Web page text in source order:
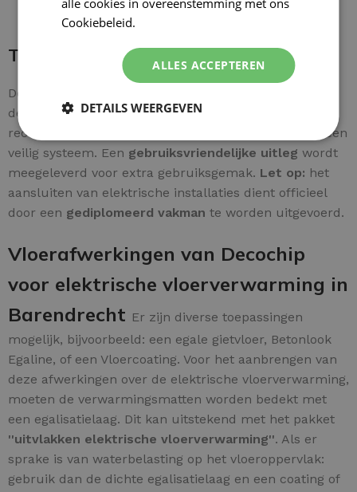
Thermostaat bedraden
De bedrading is rechtstreeks aan te sluiten achter op
de thermostaat. De aardkabel van de mat
rechtstreeks verbonden met de
voor een
veilig systeem. Een gebruiksvriendelijke uitleg wordt
meegeleverd voor extra gebruiksgemak. Let op: het
aansluiten van elektrische installaties dient officieel
door een gediplomeerd vakman te worden uitgevoerd.
Vloerafwerkingen van Decochip
voor elektrische vloerverwarming in
Barendrecht Er zijn diverse toepassingen
mogelijk, bijvoorbeeld: een egale gietvloer, Betonlook
Egaline, of een Vloercoating. Voor het aanbrengen van
deze afwerkingen over de elektrische vloerverwarming,
moeten de verwarmingsmatten worden bedekt met
een egalisatielaag. Dit kan uitstekend met het pakket
''uitvlakken elektrische vloerverwarming''. Als er
sprake is van waterbelasting op het vloeroppervlak:
gebruik dan de dichte egalisatielaag en een coating of
alle cookies in overeenstemming met ons
Cookiebeleid.
ALLES ACCEPTEREN
DETAILS WEERGEVEN